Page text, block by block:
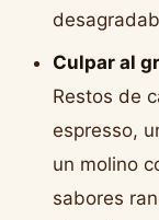
Culpar al
Restos de
espresso,
un molino
sabores